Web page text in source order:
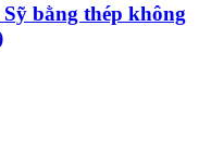
bằng thép không